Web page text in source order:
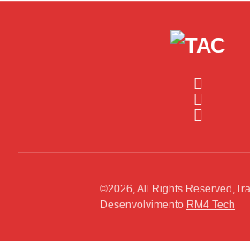
©2026, All Rights
Desenvolvimento RM4 Tech